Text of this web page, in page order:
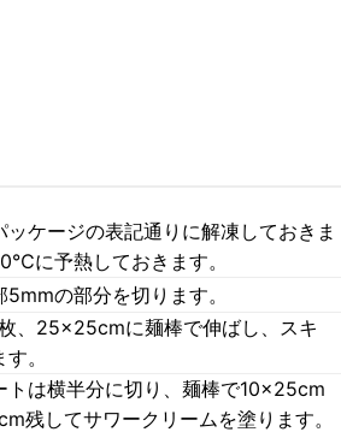
ケージの表記通りに解凍しておきま
に予熱しておきます。
の部分を切ります。
、25×25cmに麺棒で伸ばし、スキ
。
トは横半分に切り、麺棒で10×25cm
残してサワークリームを塗ります。